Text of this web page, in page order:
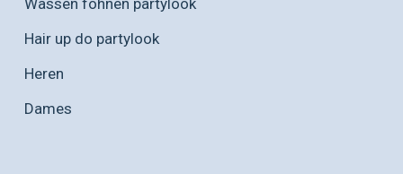
Wassen föhnen partylook
Hair up do partylook
Heren
Dames